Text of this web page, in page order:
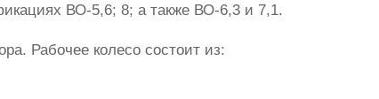
ВО-5,6; 8; а также ВО-6,3 и 7,1.
Рабочее колесо состоит из: